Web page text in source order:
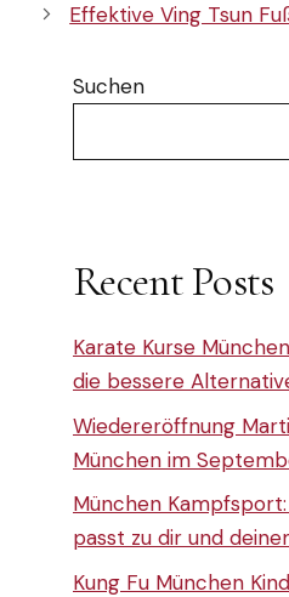
Effektive Ving Tsun
Suchen
Recent Posts
Karate Kurse
die bessere
Wiedereröffnung
München im
München
passt zu dir und
Kung Fu München